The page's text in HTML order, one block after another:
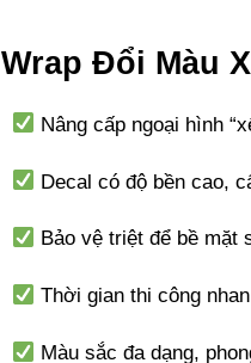
Wrap Đổi Màu
Nâng cấp ngoại hình
Decal có độ bền cao,
Bảo vệ triệt để bề
Thời gian thi công
Màu sắc đa dạng,